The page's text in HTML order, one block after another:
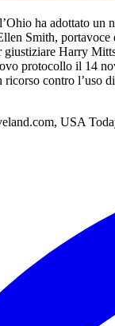
ha adottato
Smith, portavoce
Harry
protocollo il 14
contro l’uso
USA